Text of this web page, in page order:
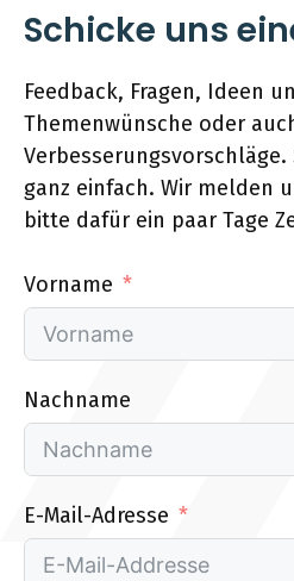
Schicke uns
Feedback, Fragen, Ideen
Themenwünsche oder
ganz einfach. Wir melden
bitte dafür ein paar Tage
Vorname
Nachname
E-Mail-Adresse